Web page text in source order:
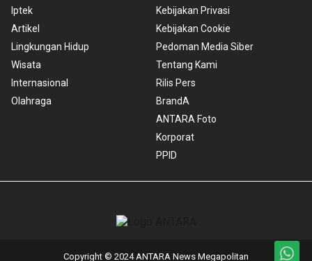
Iptek
Artikel
Lingkungan Hidup
Wisata
Internasional
Olahraga
Kebijakan Privasi
Kebijakan Cookie
Pedoman Media Siber
Tentang Kami
Rilis Pers
BrandA
ANTARA Foto
Korporat
PPID
Copyright © 2024 ANTARA News Megapolitan